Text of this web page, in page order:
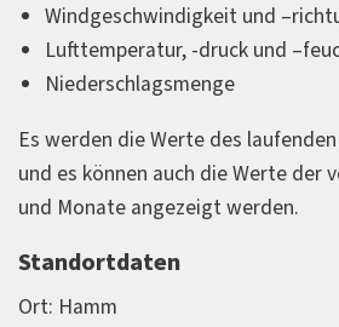
Windgeschwindigkeit und
Lufttemperatur, -druck und
Niederschlagsmenge
Es werden die Werte des
und es können auch die Werte der
und Monate angezeigt werden.
Standortdaten
Ort: Hamm